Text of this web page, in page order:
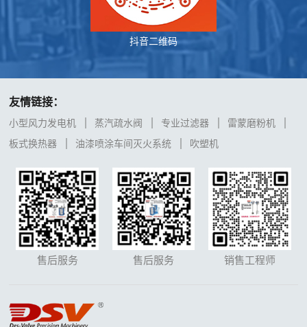
抖音二维码
友情链接：
小型风力发电机 蒸汽疏水阀 专业过滤器
雷蒙磨粉机
板式换热器
油漆喷涂车间灭火系统 吹塑机
售后服务 售后服务 销售工程师